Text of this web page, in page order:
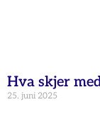
Hva skjer
25. juni 2025